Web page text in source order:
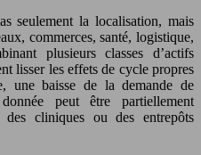
seulement la localisation, mais
commerces, santé, logistique,
plusieurs classes d’actifs
lisser les effets de cycle propres
une baisse de la demande de
peut être partiellement
cliniques ou des entrepôts